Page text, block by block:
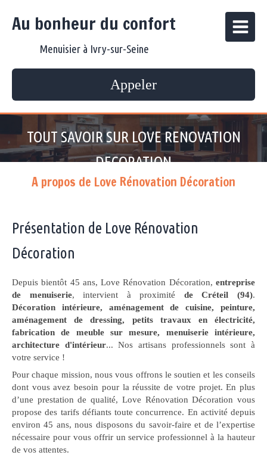
Au bonheur du confort
Menuisier à Ivry-sur-Seine
Appeler
TOUT SAVOIR SUR LOVE RENOVATION
DECORATION
A propos de Love Rénovation Décoration
Présentation de Love Rénovation
Décoration
Depuis bientôt 45 ans, Love Rénovation Décoration, entreprise
de menuiserie, intervient à proximité de Créteil (94).
Décoration intérieure, aménagement de cuisine, peinture,
aménagement de dressing, petits travaux en électricité,
fabrication de meuble sur mesure, menuiserie intérieure,
architecture d'intérieur... Nos artisans professionnels sont à
votre service !
Pour chaque mission, nous vous offrons le soutien et les conseils
dont vous avez besoin pour la réussite de votre projet. En plus
d’une prestation de qualité, Love Rénovation Décoration vous
propose des tarifs défiants toute concurrence. En activité depuis
environ 45 ans, nous disposons du savoir-faire et de l’expertise
nécessaire pour vous offrir un service professionnel à la hauteur
de vos attentes.